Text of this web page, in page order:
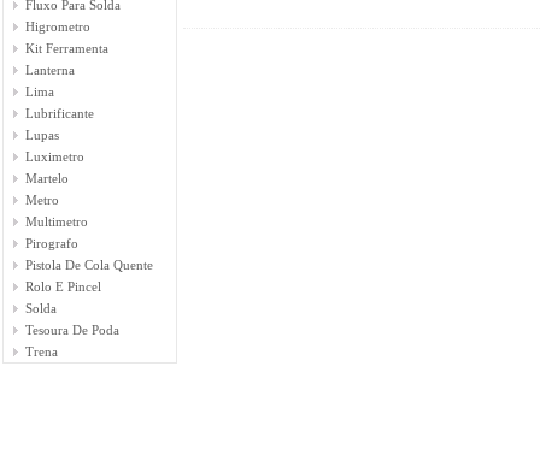
Fluxo Para Solda
Higrometro
Kit Ferramenta
Lanterna
Lima
Lubrificante
Lupas
Luximetro
Martelo
Metro
Multimetro
Pirografo
Pistola De Cola Quente
Rolo E Pincel
Solda
Tesoura De Poda
Trena